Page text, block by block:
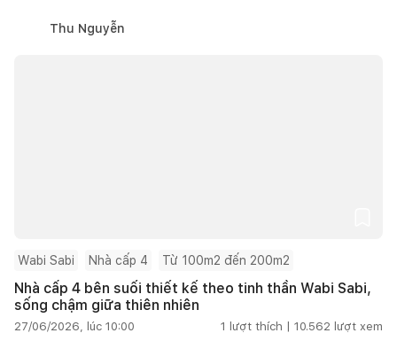
Thu Nguyễn
Wabi Sabi Nhà cấp 4 Từ 100m2 đến 200m2
Nhà cấp 4 bên suối thiết kế theo tinh thần Wabi Sabi,
sống chậm giữa thiên nhiên
27/06/2026, lúc 10:00 1 lượt thích | 10.562 lượt xem